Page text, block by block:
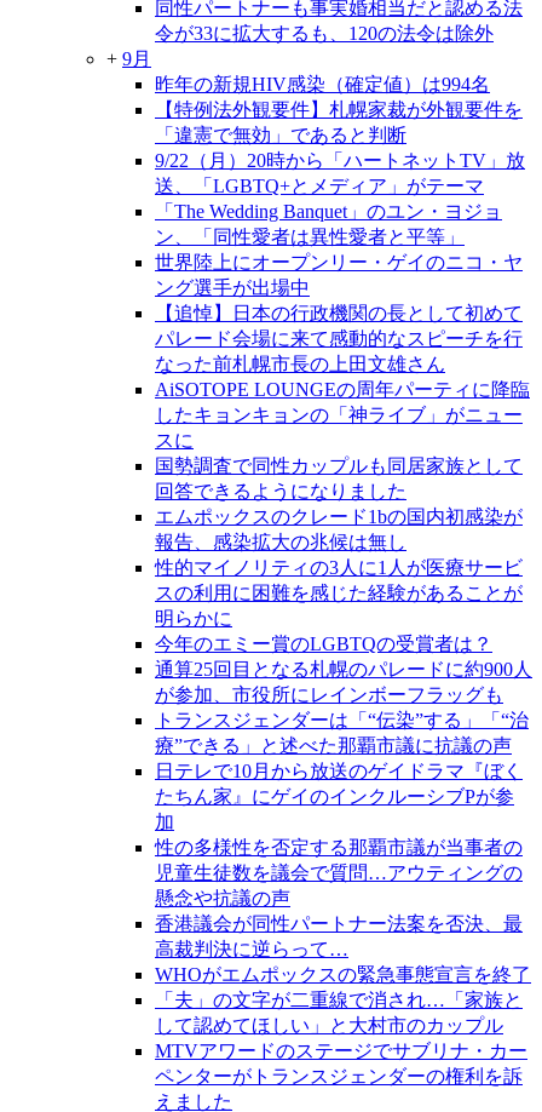
同性パートナーも事実婚相当だと認める法
令が33に拡大するも、120の法令は除外
+ 9月
昨年の新規HIV感染（確定値）は994名
【特例法外観要件】札幌家裁が外観要件を
「違憲で無効」であると判断
9/22（月）20時から「ハートネットTV」放
送、「LGBTQ+とメディア」がテーマ
「The Wedding Banquet」のユン・ヨジョ
ン、「同性愛者は異性愛者と平等」
世界陸上にオープンリー・ゲイのニコ・ヤ
ング選手が出場中
【追悼】日本の行政機関の長として初めて
パレード会場に来て感動的なスピーチを行
なった前札幌市長の上田文雄さん
AiSOTOPE LOUNGEの周年パーティに降臨
したキョンキョンの「神ライブ」がニュー
スに
国勢調査で同性カップルも同居家族として
回答できるようになりました
エムポックスのクレード1bの国内初感染が
報告、感染拡大の兆候は無し
性的マイノリティの3人に1人が医療サービ
スの利用に困難を感じた経験があることが
明らかに
今年のエミー賞のLGBTQの受賞者は？
通算25回目となる札幌のパレードに約900人
が参加、市役所にレインボーフラッグも
トランスジェンダーは「“伝染”する」「“治
療”できる」と述べた那覇市議に抗議の声
日テレで10月から放送のゲイドラマ『ぼく
たちん家』にゲイのインクルーシブPが参
加
性の多様性を否定する那覇市議が当事者の
児童生徒数を議会で質問…アウティングの
懸念や抗議の声
香港議会が同性パートナー法案を否決、最
高裁判決に逆らって…
WHOがエムポックスの緊急事態宣言を終了
「夫」の文字が二重線で消され…「家族と
して認めてほしい」と大村市のカップル
MTVアワードのステージでサブリナ・カー
ペンターがトランスジェンダーの権利を訴
えました